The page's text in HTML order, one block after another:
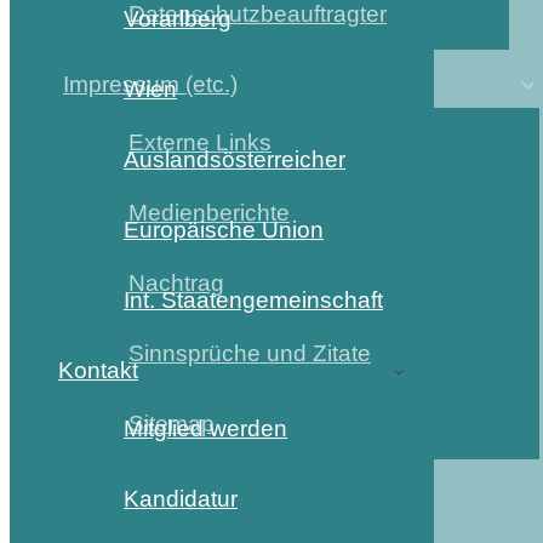
Datenschutzbeauftragter
Impressum (etc.)
Externe Links
Medienberichte
Nachtrag
Sinnsprüche und Zitate
Sitemap
Vorarlberg
Wien
Auslandsösterreicher
Europäische Union
Int. Staatengemeinschaft
Kontakt
Mitglied werden
Kandidatur